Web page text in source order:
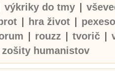
výkriky do tmy
hra život pexeso
rouzz tvorič
zošity humanistov